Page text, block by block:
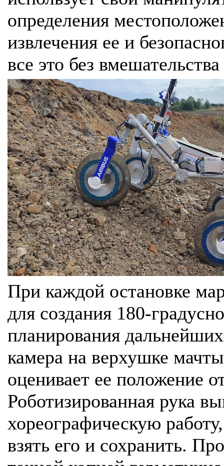
определения
извлечения ее и
все это без
При каждой остановке
для создания 180-
планирования
камера на верхушке
оценивает ее положение
Роботизированная рука
хореографическую
взять его и сохранить.